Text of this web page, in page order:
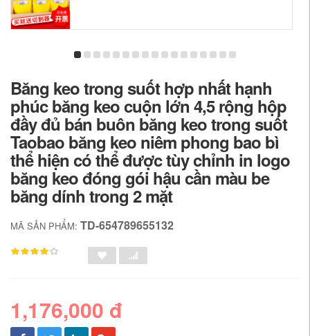
Băng keo trong suốt hợp nhất hạnh
phúc băng keo cuộn lớn 4,5 rộng hộp
đầy đủ bán buôn băng keo trong suốt
Taobao băng keo niêm phong bao bì
thể hiện có thể được tùy chỉnh in logo
băng keo đóng gói hậu cần màu be
băng dính trong 2 mặt
MÃ SẢN PHẨM: TD-654789655132
1,176,000 đ